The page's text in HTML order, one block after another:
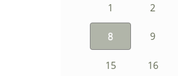
1 2
8 9
15 16